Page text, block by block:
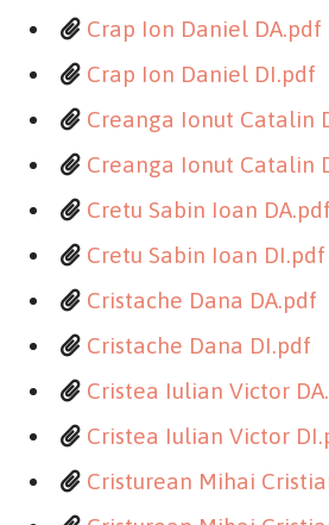
Crap Ion Daniel DA.pdf
Crap Ion Daniel DI.pdf
Creanga Ionut Catalin
Creanga Ionut Catalin
Cretu Sabin Ioan DA.pdf
Cretu Sabin Ioan DI.pdf
Cristache Dana DA.pdf
Cristache Dana DI.pdf
Cristea Iulian Victor
Cristea Iulian Victor
Cristurean Mihai